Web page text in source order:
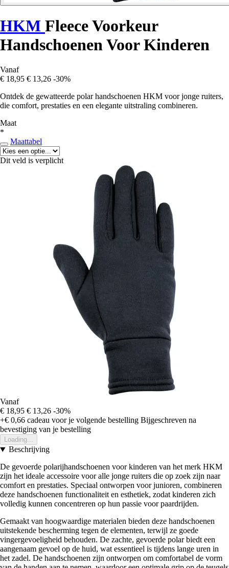
HKM Fleece Voorkeur
Handschoenen Voor Kinderen
Vanaf
€ 18,95 € 13,26 -30%
Ontdek de gewatteerde polar handschoenen HKM voor jonge ruiters,
die comfort, prestaties en een elegante uitstraling combineren.
Maat
*
Maattabel
Dit veld is verplicht
Vanaf
€ 18,95 € 13,26 -30%
+€ 0,66 cadeau voor je volgende bestelling Bijgeschreven na
bevestiging van je bestelling
Loading...
Beschrijving
De gevoerde polarijhandschoenen voor kinderen van het merk HKM
zijn het ideale accessoire voor alle jonge ruiters die op zoek zijn naar
comfort en prestaties. Speciaal ontworpen voor junioren, combineren
deze handschoenen functionaliteit en esthetiek, zodat kinderen zich
volledig kunnen concentreren op hun passie voor paardrijden.
Gemaakt van hoogwaardige materialen bieden deze handschoenen
uitstekende bescherming tegen de elementen, terwijl ze goede
vingergevoeligheid behouden. De zachte, gevoerde polar biedt een
aangenaam gevoel op de huid, wat essentieel is tijdens lange uren in
het zadel. De handschoenen zijn ontworpen om comfortabel de vorm